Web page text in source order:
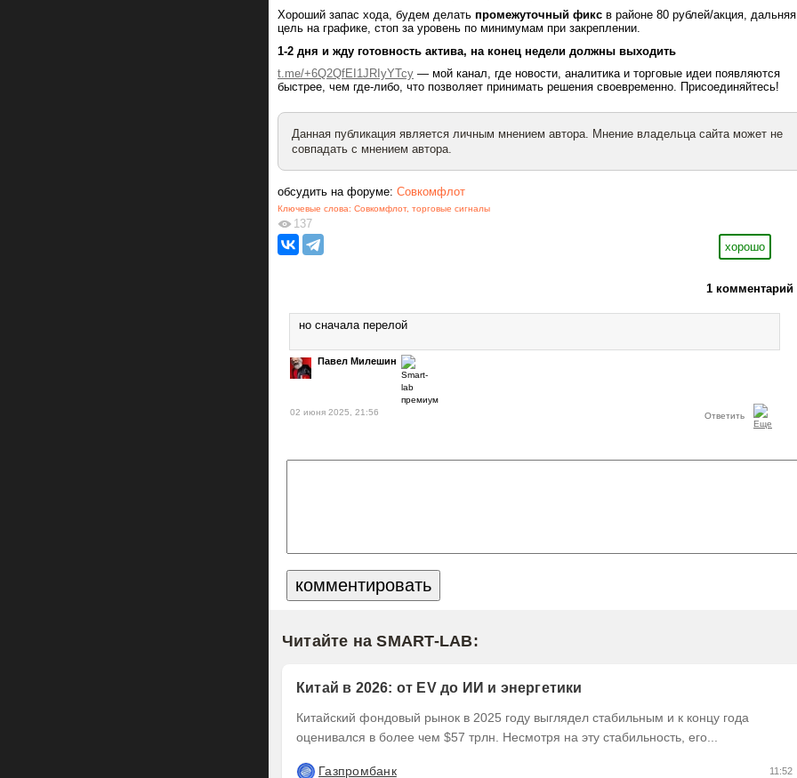
Хороший запас хода, будем делать промежуточный фикс в районе 80 рублей/акция, дальняя
цель на графике, стоп за уровень по минимумам при закреплении.
1-2 дня и жду готовность актива, на конец недели должны выходить
t.me/+6Q2QfEI1JRIyYTcy — мой канал, где новости, аналитика и торговые идеи появляются
быстрее, чем где-либо, что позволяет принимать решения своевременно. Присоединяйтесь!
Данная публикация является личным мнением автора. Мнение владельца сайта может не
совпадать с мнением автора.
обсудить на форуме: Совкомфлот
Ключевые слова: Совкомфлот, торговые сигналы
137
хорошо
1 комментарий
но сначала перелой
Павел Милешин
02 июня 2025, 21:56 Ответить
Читайте на SMART-LAB:
Китай в 2026: от EV до ИИ и энергетики
Китайский фондовый рынок в 2025 году выглядел стабильным и к концу года
оценивался в более чем $57 трлн. Несмотря на эту стабильность, его...
Газпромбанк 11:52